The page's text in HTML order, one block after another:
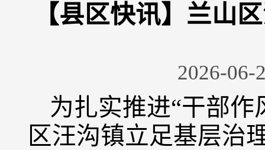
【县区快讯】兰山
2026-06-
为扎实推进“干部
区汪沟镇立足基层治